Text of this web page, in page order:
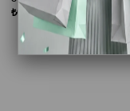
₺6.379,00₺8.100,00